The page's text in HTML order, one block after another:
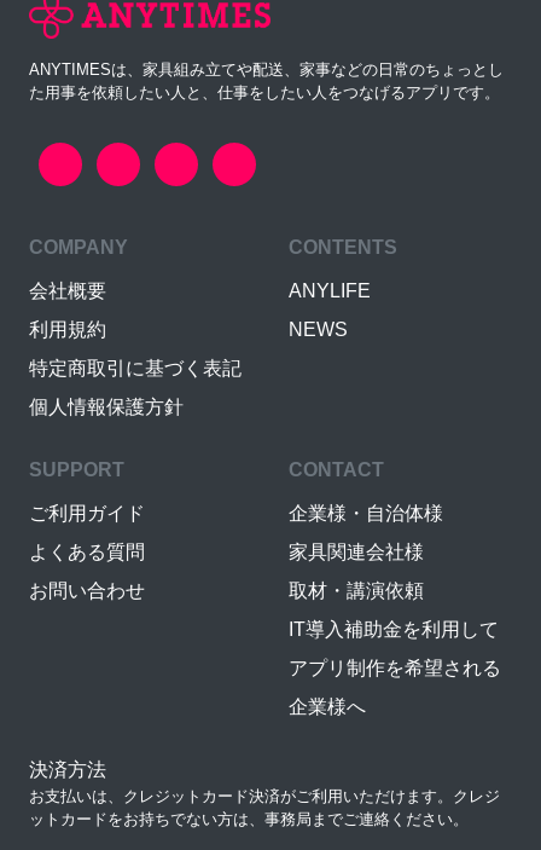
ANYTIMESは、家具組み立てや配送、家事などの日常のちょっとし
た用事を依頼したい人と、仕事をしたい人をつなげるアプリです。
COMPANY
会社概要
利用規約
特定商取引に基づく表記
個人情報保護方針
CONTENTS
ANYLIFE
NEWS
SUPPORT
ご利用ガイド
よくある質問
お問い合わせ
CONTACT
企業様・自治体様
家具関連会社様
取材・講演依頼
IT導入補助金を利用して
アプリ制作を希望される
企業様へ
決済方法
お支払いは、クレジットカード決済がご利用いただけます。クレジ
ットカードをお持ちでない方は、事務局までご連絡ください。